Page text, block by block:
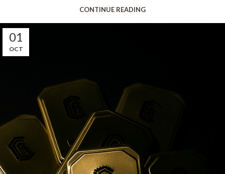
CONTINUE READING
01
OCT